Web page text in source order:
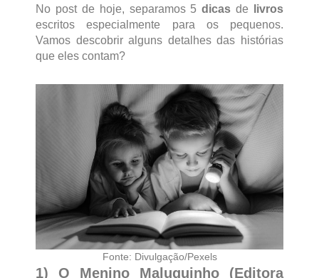
No post de hoje, separamos 5dicas de
livros
escritos especialmente para os pequenos.
Vamos descobrir alguns detalhes das histórias
que eles contam?
Fonte: Divulgação/Pexels
1) O Menino Maluquinho (Editora